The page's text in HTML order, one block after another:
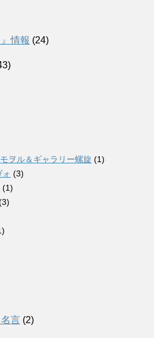
情報 (24)
ヲル＆ギャラリー螺旋 (1)
(3)
(1)
言 (2)